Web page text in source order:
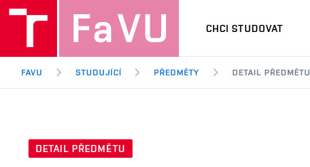
CHCI STUDOVAT
FAVU STUDUJÍCÍ PŘEDMĚTY DETAIL PŘEDMĚTU
DETAIL PŘEDMĚTU